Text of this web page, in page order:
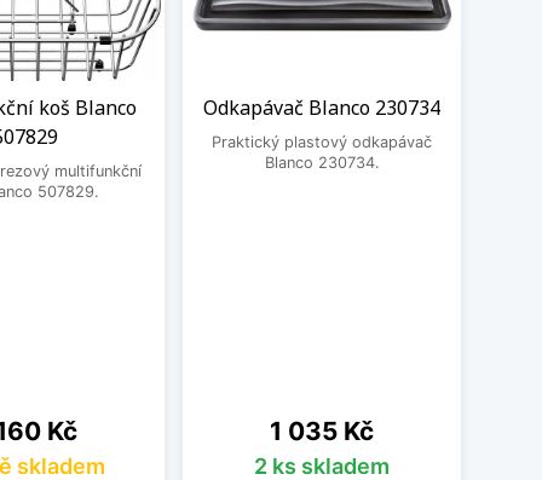
koš Blanco
multifunkční
507829.
Kč
skladem
Odkapávač Blanco 230734
Praktický plastový odkapávač
Blanco 230734.
Cena
1 035 Kč
2 ks skladem